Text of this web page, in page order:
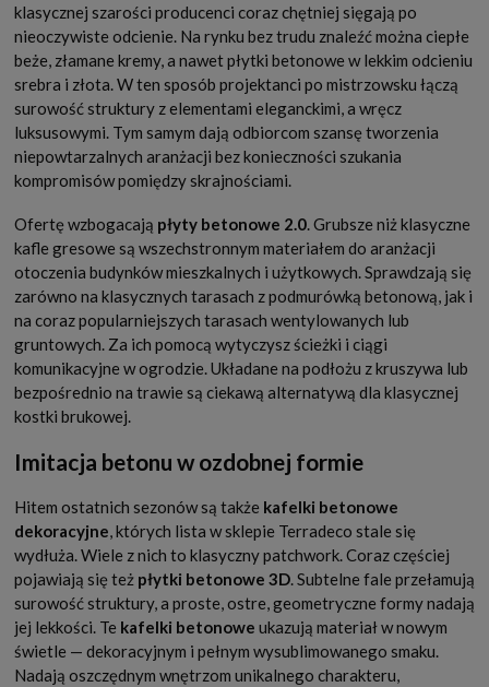
klasycznej szarości producenci coraz chętniej sięgają po
nieoczywiste odcienie. Na rynku bez trudu znaleźć można ciepłe
beże, złamane kremy, a nawet płytki betonowe w lekkim odcieniu
srebra i złota. W ten sposób projektanci po mistrzowsku łączą
surowość struktury z elementami eleganckimi, a wręcz
luksusowymi. Tym samym dają odbiorcom szansę tworzenia
niepowtarzalnych aranżacji bez konieczności szukania
kompromisów pomiędzy skrajnościami.
Ofertę wzbogacają płyty betonowe 2.0. Grubsze niż klasyczne
kafle gresowe są wszechstronnym materiałem do aranżacji
otoczenia budynków mieszkalnych i użytkowych. Sprawdzają się
zarówno na klasycznych tarasach z podmurówką betonową, jak i
na coraz popularniejszych tarasach wentylowanych lub
gruntowych. Za ich pomocą wytyczysz ścieżki i ciągi
komunikacyjne w ogrodzie. Układane na podłożu z kruszywa lub
bezpośrednio na trawie są ciekawą alternatywą dla klasycznej
kostki brukowej.
Imitacja betonu w ozdobnej formie
Hitem ostatnich sezonów są także kafelki betonowe
dekoracyjne, których lista w sklepie Terradeco stale się
wydłuża. Wiele z nich to klasyczny patchwork. Coraz częściej
pojawiają się też płytki betonowe 3D. Subtelne fale przełamują
surowość struktury, a proste, ostre, geometryczne formy nadają
jej lekkości. Te kafelki betonowe ukazują materiał w nowym
świetle — dekoracyjnym i pełnym wysublimowanego smaku.
Nadają oszczędnym wnętrzom unikalnego charakteru,